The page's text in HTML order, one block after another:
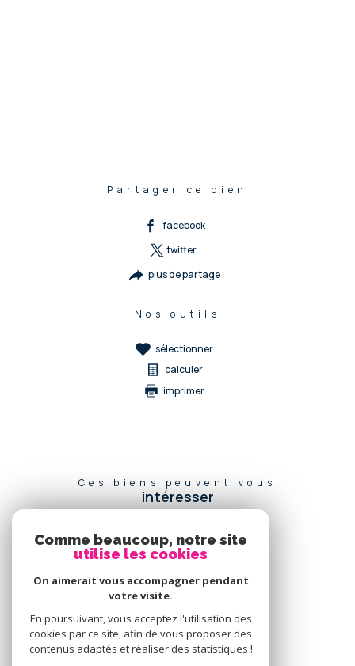
Partager ce bien
facebook
twitter
plus de partage
Nos outils
sélectionner
calculer
imprimer
Ces biens peuvent vous
intéresser
connecter
espace propriétaire
Nous
adhérons
Comme beaucoup, notre site
utilise les cookies
On aimerait vous accompagner pendant
votre visite.
En poursuivant, vous acceptez l'utilisation des
cookies par ce site, afin de vous proposer des
contenus adaptés et réaliser des statistiques !